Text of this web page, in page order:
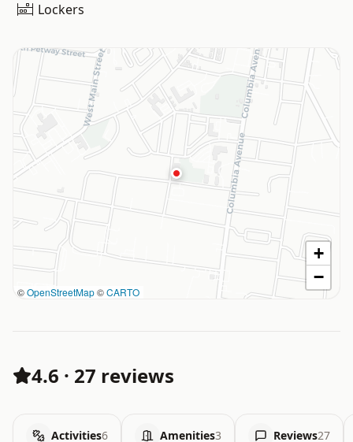
Lockers
©OpenStreetMap©CARTO
+
−
4.6 · 27 reviews
Activities6 Amenities3 Reviews27